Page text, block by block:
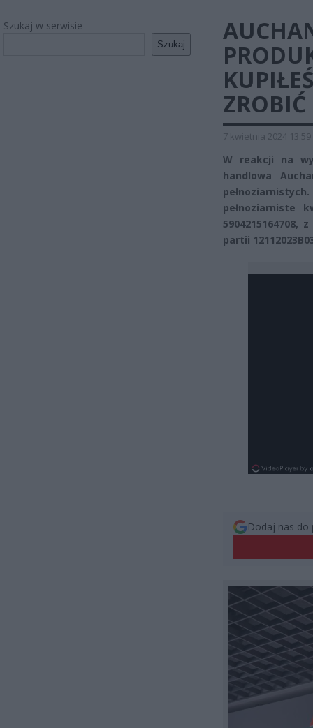
Szukaj w serwisie
Szukaj
ZROBIĆ
7 kwietnia 2024 13:59
W reakcji na
handlowa
pełnoziarniste
5904215164708,
partii
Dodaj nas do